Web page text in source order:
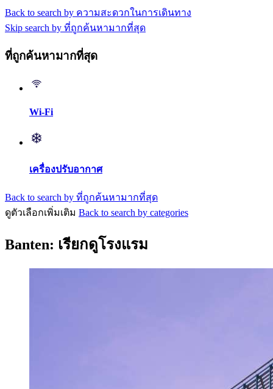
Back to search by ความสะดวกในการเดินทาง
Skip search by ที่ถูกค้นหามากที่สุด
ที่ถูกค้นหามากที่สุด
Wi-Fi
เครื่องปรับอากาศ
Back to search by ที่ถูกค้นหามากที่สุด
ดูตัวเลือกเพิ่มเติม Back to search by categories
Banten: เรียกดูโรงแรม